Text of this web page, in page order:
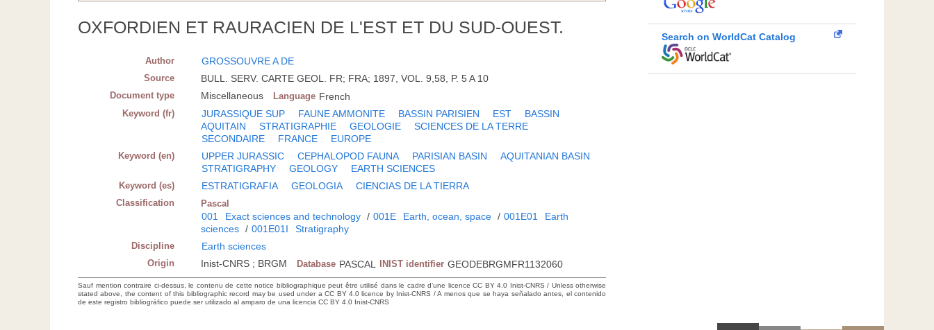
OXFORDIEN ET RAURACIEN DE L'EST ET DU SUD-OUEST.
Author GROSSOUVRE A DE
Source BULL. SERV. CARTE GEOL. FR; FRA; 1897, VOL. 9,58, P. 5 A 10
Document type Miscellaneous Language French
Keyword (fr) JURASSIQUE SUP FAUNE AMMONITE BASSIN PARISIEN EST
BASSIN
AQUITAIN
STRATIGRAPHIE GEOLOGIE
SCIENCES DE LA TERRE
SECONDAIRE
FRANCE EUROPE
Keyword (en) UPPER JURASSIC CEPHALOPOD FAUNA PARISIAN BASIN
AQUITANIAN BASIN
STRATIGRAPHY
GEOLOGY EARTH SCIENCES
Keyword (es) ESTRATIGRAFIA GEOLOGIA CIENCIAS DE LA TIERRA
Classification Pascal
001 Exact sciences and technology / 001E Earth, ocean, space / 001E01
Earth
sciences / 001E01I Stratigraphy
Discipline Earth sciences
Origin Inist-CNRS ; BRGM Database PASCAL INIST identifier GEODEBRGMFR1132060
Sauf mention contraire ci-dessus, le contenu de cette notice bibliographique peut être utilisé dans le cadre d’une licence CC BY 4.0 Inist-CNRS / Unless otherwise
stated above, the content of this bibliographic record may be used under a CC BY 4.0 licence by Inist-CNRS / A menos que se haya señalado antes, el contenido
de este registro bibliográfico puede ser utilizado al amparo de una licencia CC BY 4.0 Inist-CNRS
Search on WorldCat Catalog